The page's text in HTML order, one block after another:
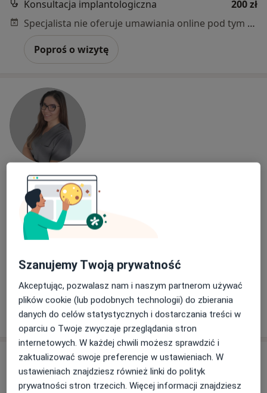
Konsultacja implantologiczna
200 zł
Specjalista nie oferuje umawiania online pod tym adresem.
Poproś o wizytę
lek. dent. Klaudia Łaskarzewska
Stomatolog·Więcej
35 opinii
Jarońskich 3, Kielce
Konsultacja stomatologiczna
Poproś o wizytę
Szanujemy Twoją prywatność
Akceptując, pozwalasz nam i naszym partnerom używać
plików cookie (lub podobnych technologii) do zbierania
danych do celów statystycznych i dostarczania treści w
oparciu o Twoje zwyczaje przeglądania stron
internetowych. W każdej chwili możesz sprawdzić i
zaktualizować swoje preferencje w ustawieniach. W
ustawieniach znajdziesz również linki do polityk
prywatności stron trzecich. Więcej informacji znajdziesz